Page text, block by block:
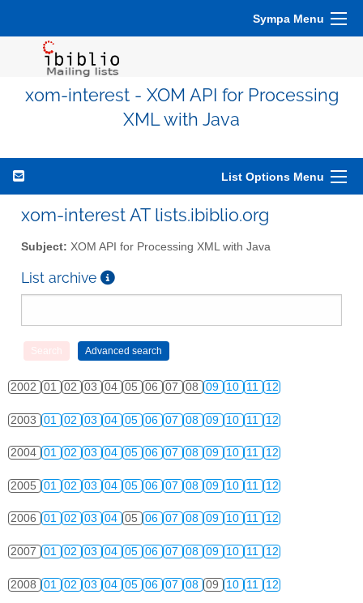
Sympa Menu
xom-interest - XOM API for Processing
XML with Java
List Options Menu
xom-interest AT lists.ibiblio.org
Subject: XOM API for Processing XML with Java
List archive
2002 01 02 03 04 05 06 07 08 09 10 11 12
2003 01 02 03 04 05 06 07 08 09 10 11 12
2004 01 02 03 04 05 06 07 08 09 10 11 12
2005 01 02 03 04 05 06 07 08 09 10 11 12
2006 01 02 03 04 05 06 07 08 09 10 11 12
2007 01 02 03 04 05 06 07 08 09 10 11 12
2008 01 02 03 04 05 06 07 08 09 10 11 12